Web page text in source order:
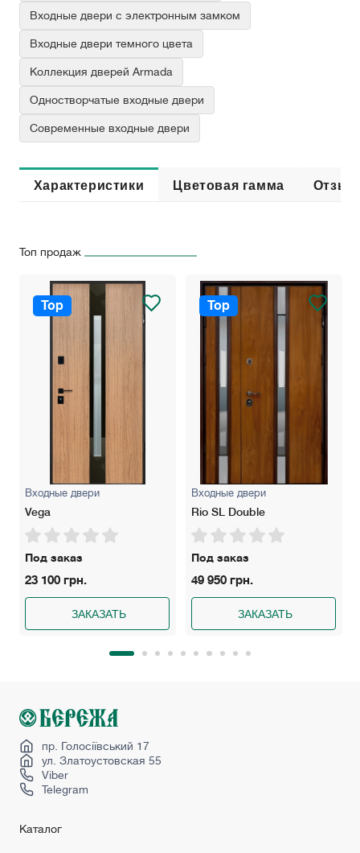
Входные двери с электронным замком
Входные двери темного цвета
Коллекция дверей Armada
Одностворчатые входные двери
Современные входные двери
Характеристики Цветовая гамма
Топ продаж
Top
Входные двери
Vega
Под заказ
23 100 грн.
ЗАКАЗАТЬ
Top
Входные двери
Rio SL Double
Под заказ
49 950 грн.
ЗАКАЗАТЬ
пр. Голосіївський 17
ул. Златоустовская 55
Viber
Telegram
Каталог